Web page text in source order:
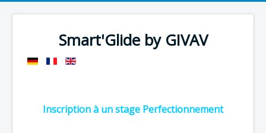
Smart'Glide by GIVAV
Inscription à un stage Perfectionnement